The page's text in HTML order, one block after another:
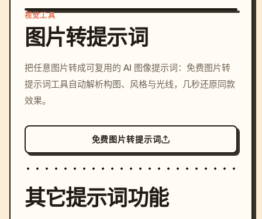
c, cyberpunk sunset, neon
colors, 8k --v 6.0
视觉工具
图片转提示词
把任意图片转成可复用的 AI 图像提示词：免费图片转
提示词工具自动解析构图、风格与光线，几秒还原同款
效果。
免费图片转提示词
其它提示词功能